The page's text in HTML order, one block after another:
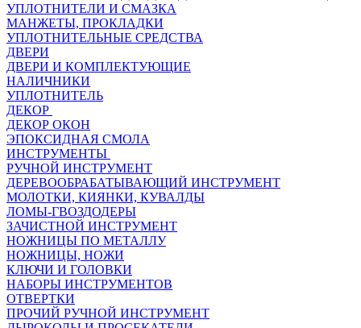
УПЛОТНИТЕЛИ И СМАЗКА
МАНЖЕТЫ, ПРОКЛАДКИ
УПЛОТНИТЕЛЬНЫЕ СРЕДСТВА
ДВЕРИ
ДВЕРИ И КОМПЛЕКТУЮЩИЕ
НАЛИЧНИКИ
УПЛОТНИТЕЛЬ
ДЕКОР
ДЕКОР ОКОН
ЭПОКСИДНАЯ СМОЛА
ИНСТРУМЕНТЫ
РУЧНОЙ ИНСТРУМЕНТ
ДЕРЕВООБРАБАТЫВАЮЩИЙ ИНСТРУМЕНТ
МОЛОТКИ, КИЯНКИ, КУВАЛДЫ
ЛОМЫ-ГВОЗДОДЕРЫ
ЗАЧИСТНОЙ ИНСТРУМЕНТ
НОЖНИЦЫ ПО МЕТАЛЛУ
НОЖНИЦЫ, НОЖИ
КЛЮЧИ И ГОЛОВКИ
НАБОРЫ ИНСТРУМЕНТОВ
ОТВЕРТКИ
ПРОЧИЙ РУЧНОЙ ИНСТРУМЕНТ